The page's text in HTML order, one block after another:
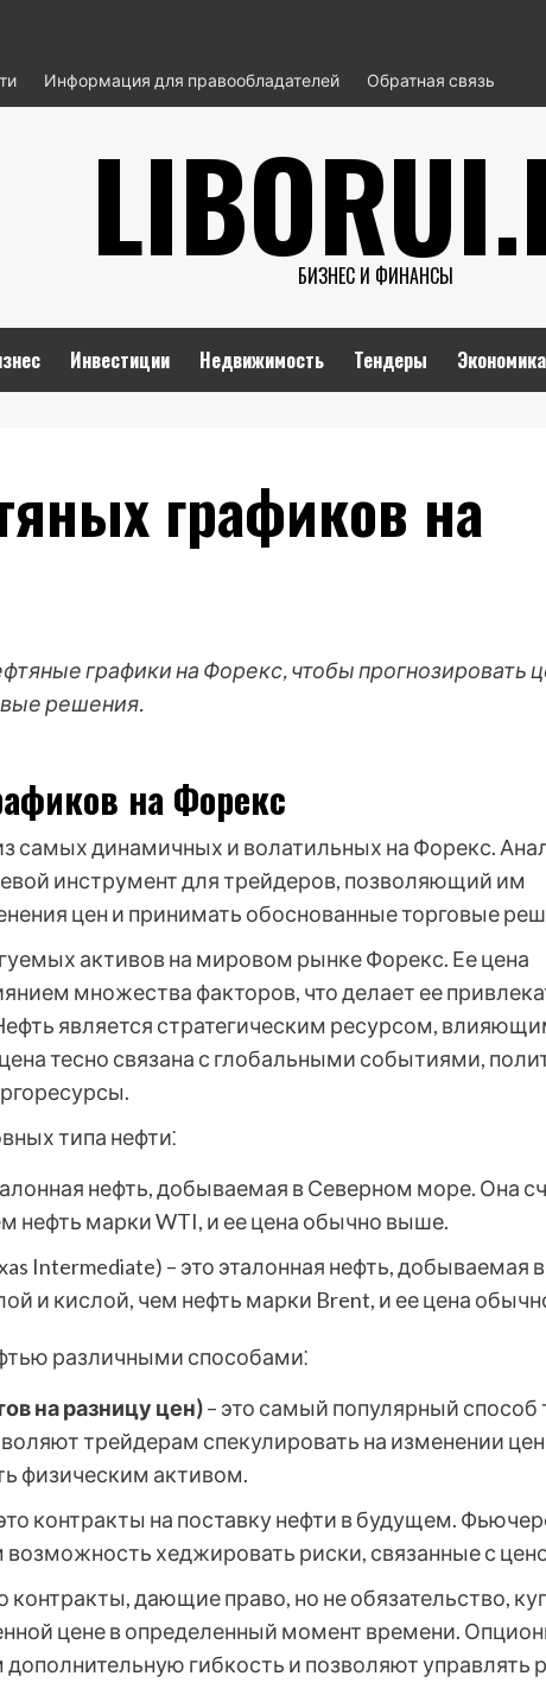
Информация для правообладателей Обратная связь
БИЗНЕС И ФИНАНСЫ
Инвестиции Недвижимость Тендеры Экономика
графиков на
графики на Форекс, чтобы прогнозировать
решения.
на Форекс
самых динамичных и волатильных на Форекс.
инструмент для трейдеров, позволяющий им
цен и принимать обоснованные торговые
активов на мировом рынке Форекс. Ее цена
множества факторов, что делает ее
является стратегическим ресурсом,
тесно связана с глобальными событиями,
типа нефти⁚
нефть, добываемая в Северном море. Она
нефть марки WTI, и ее цена обычно выше.
Intermediate) – это эталонная нефть, добываемая
и кислой, чем нефть марки Brent, и ее цена
различными способами⁚
на разницу цен)– это самый популярный способ
трейдерам спекулировать на изменении
физическим активом.
контракты на поставку нефти в будущем.
хеджировать риски, связанные с
контракты, дающие право, но не обязательство,
цене в определенный момент времени.
гибкость и позволяют управлять